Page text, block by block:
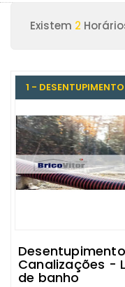
Existem 2
1 -
Canalizações -
de banho